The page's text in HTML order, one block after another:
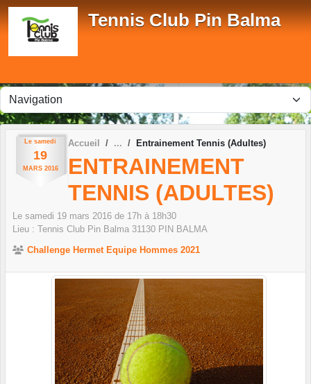
Tennis Club Pin Balma
Le samedi
19
MARS 2016
Accueil Entrainement Tennis (Adultes)
ENTRAINEMENT
TENNIS (ADULTES)
Le samedi 19 mars 2016 de 17h à 18h30
Lieu : Tennis Club Pin Balma 31130 PIN BALMA
Challenge Hermet Equipe Hommes 2021
Panneau de gestion des cookies